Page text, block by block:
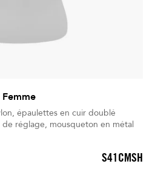
épaulettes en cuir doublé
réglage, mousqueton en métal
S41CMSH